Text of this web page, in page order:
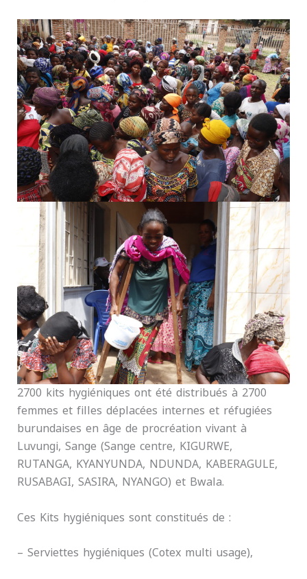
2700 kits hygiéniques ont été distribués à 2700
femmes et filles déplacées internes et réfugiées
burundaises en âge de procréation vivant à
Luvungi, Sange (Sange centre, KIGURWE,
RUTANGA, KYANYUNDA, NDUNDA, KABERAGULE,
RUSABAGI, SASIRA, NYANGO) et Bwala.
Ces Kits hygiéniques sont constitués de :
– Serviettes hygiéniques (Cotex multi usage),